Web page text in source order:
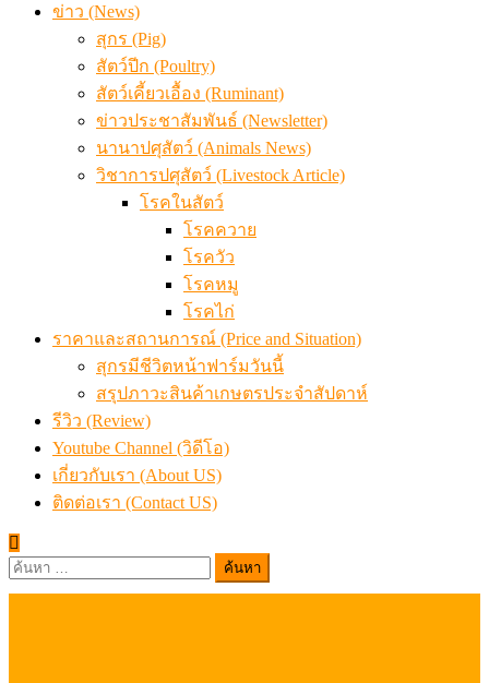
ข่าว (News)
สุกร (Pig)
สัตว์ปีก (Poultry)
สัตว์เคี้ยวเอื้อง (Ruminant)
ข่าวประชาสัมพันธ์ (Newsletter)
นานาปศุสัตว์ (Animals News)
วิชาการปศุสัตว์ (Livestock Article)
โรคในสัตว์
โรคควาย
โรควัว
โรคหมู
โรคไก่
ราคาและสถานการณ์ (Price and Situation)
สุกรมีชีวิตหน้าฟาร์มวันนี้
สรุปภาวะสินค้าเกษตรประจำสัปดาห์
รีวิว (Review)
Youtube Channel (วิดีโอ)
เกี่ยวกับเรา (About US)
ติดต่อเรา (Contact US)
ค้นหา
สำหรับ: